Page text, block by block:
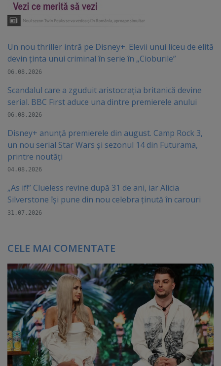
Un nou thriller intră pe Disney+. Elevii unui liceu de elită
devin ținta unui criminal în serie în „Cioburile”
06.08.2026
Scandalul care a zguduit aristocrația britanică devine
serial. BBC First aduce una dintre premierele anului
06.08.2026
Disney+ anunță premierele din august. Camp Rock 3,
un nou serial Star Wars și sezonul 14 din Futurama,
printre noutăți
04.08.2026
„As if!” Clueless revine după 31 de ani, iar Alicia
Silverstone își pune din nou celebra ținută în carouri
31.07.2026
CELE MAI COMENTATE